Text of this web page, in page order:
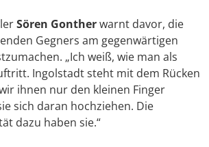
Sören Gontherwarnt davor, die
Gegners am gegenwärtigen
„Ich weiß, wie man als
Ingolstadt steht mit dem Rücken
ihnen nur den kleinen Finger
sich daran hochziehen. Die
dazu haben sie.“